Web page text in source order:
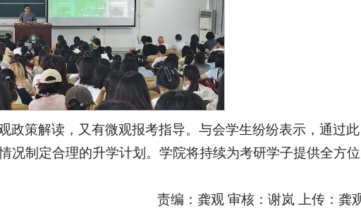
政策解读，又有微观报考指导。与会学生纷纷表示，通过此
况制定合理的升学计划。学院将持续为考研学子提供全方位
责编：龚观 审核：谢岚 上传：龚